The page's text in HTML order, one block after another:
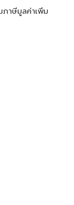
ภาษีมูลค่าเพิ่ม